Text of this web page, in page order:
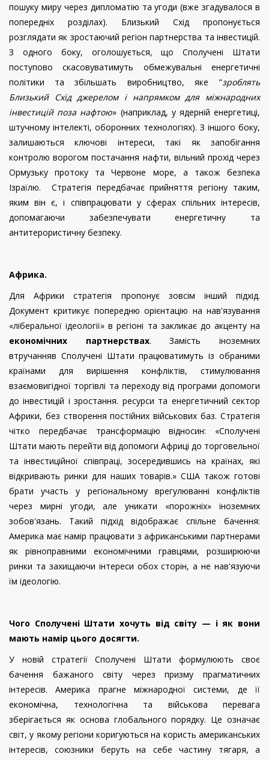
пошуку миру через дипломатію та угоди (вже згадувалося в
попередніх розділах). Близький Схід пропонується
розглядати як зростаючий регіон партнерства та інвестицій.
З одного боку, оголошується, що Сполучені Штати
поступово скасовуватимуть обмежувальні енергетичні
політики та збільшать виробництво, яке "зроблять
Близький Схід джерелом і напрямком для міжнародних
інвестицій поза нафтою» (наприклад, у ядерній енергетиці,
штучному інтелекті, оборонних технологіях). З іншого боку,
залишаються ключові інтереси, такі як запобігання
контролю ворогом постачання нафти, вільний прохід через
Ормузьку протоку та Червоне море, а також безпека
Ізраїлю. Стратегія передбачає прийняття регіону таким,
яким він є, і співпрацювати у сферах спільних інтересів,
допомагаючи забезпечувати енергетичну та
антитерористичну безпеку.
Африка.
Для Африки стратегія пропонує зовсім інший підхід.
Документ критикує попередню орієнтацію на нав'язування
«ліберальної ідеології» в регіоні та закликає до акценту на
економічних партнерствах. Замість іноземних
втручанняв Сполучені Штати працюватимуть із обраними
країнами для вирішення конфліктів, стимулювання
взаємовигідної торгівлі та переходу від програми допомоги
до інвестицій і зростання. ресурси та енергетичний сектор
Африки, без створення постійних військових баз. Стратегія
чітко передбачає трансформацію відносин: «Сполучені
Штати мають перейти від допомоги Африці до торговельної
та інвестиційної співпраці, зосередившись на країнах, які
відкривають ринки для наших товарів.» США також готові
брати участь у регіональному врегулюванні конфліктів
через мирні угоди, але уникати «порожніх» іноземних
зобов'язань. Такий підхід відображає спільне бачення:
Америка має намір працювати з африканськими партнерами
як рівноправними економічними гравцями, розширюючи
ринки та захищаючи інтереси обох сторін, а не нав'язуючи
їм ідеологію.
Чого Сполучені Штати хочуть від світу — і як вони
мають намір цього досягти.
У новій стратегії Сполучені Штати формулюють своє
бачення бажаного світу через призму прагматичних
інтересів. Америка прагне міжнародної системи, де її
економічна, технологічна та військова перевага
зберігається як основа глобального порядку. Це означає
світ, у якому регіони коригуються на користь американських
інтересів, союзники беруть на себе частину тягаря, а